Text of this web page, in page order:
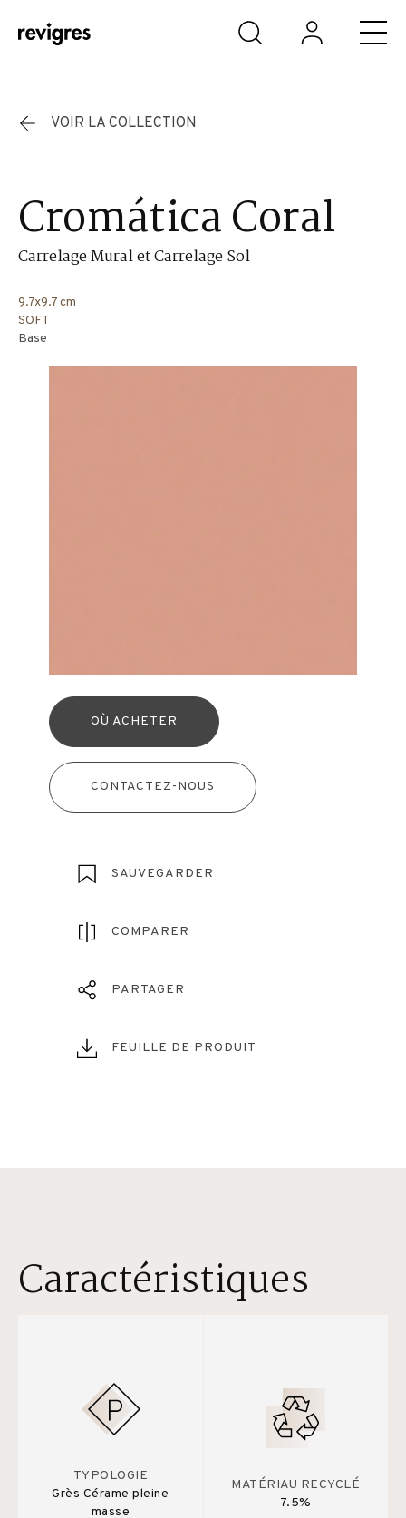
Aller au contenu principal
VOIR LA COLLECTION
Cromática Coral
Carrelage Mural et Carrelage Sol
9.7x9.7 cm
SOFT
Base
OÙ ACHETER
CONTACTEZ-NOUS
SAUVEGARDER
COMPARER
PARTAGER
FEUILLE DE PRODUIT
Caractéristiques
TYPOLOGIE
Grès Cérame pleine
masse
MATÉRIAU RECYCLÉ
7.5%